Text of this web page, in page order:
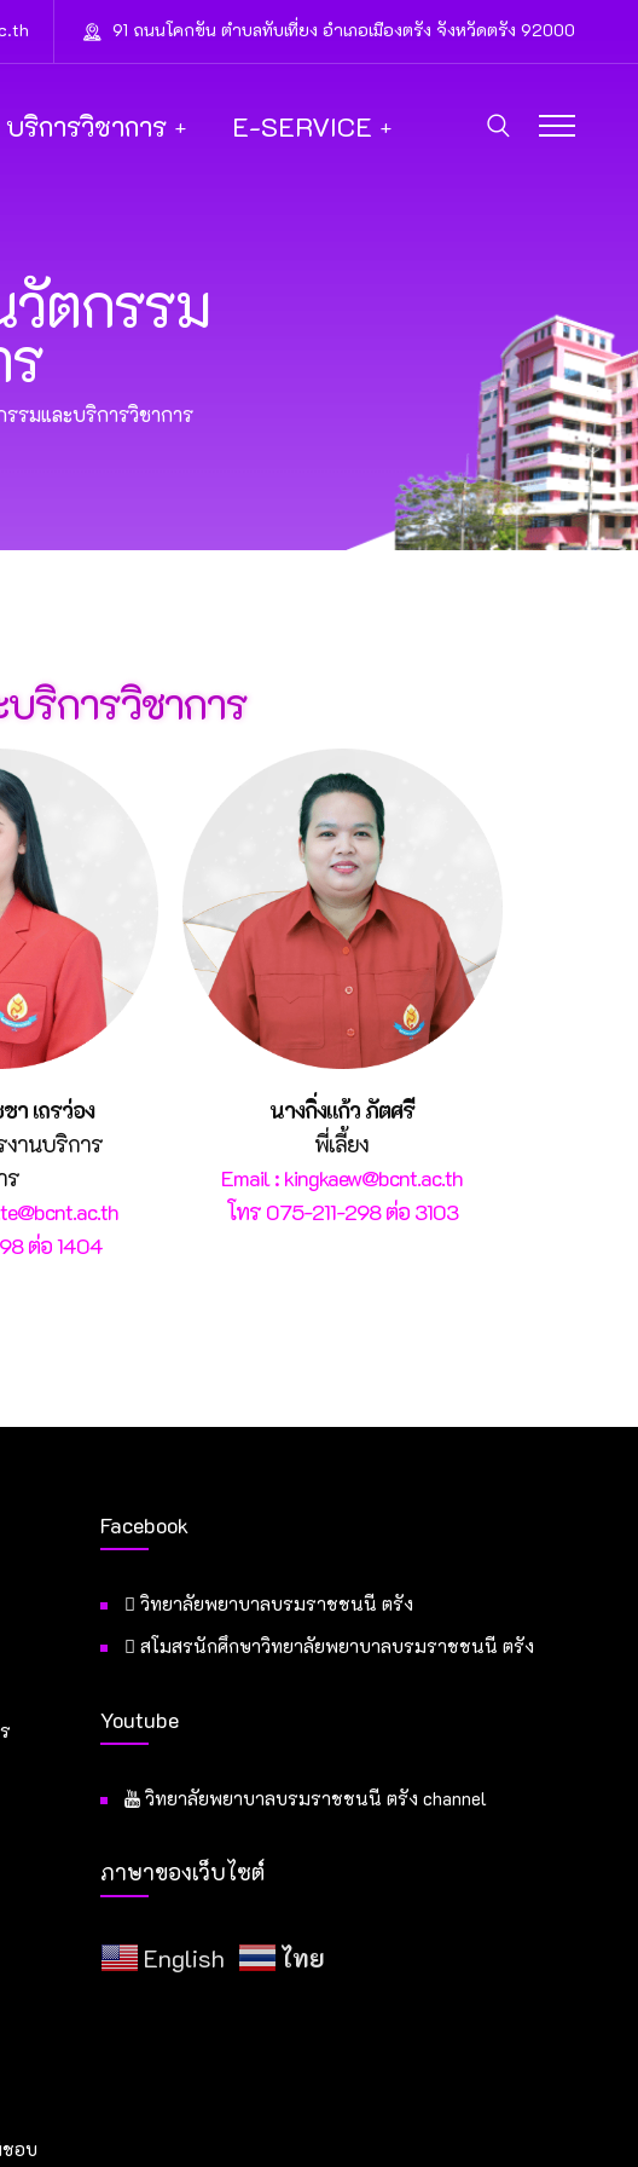
91 ถนนโคกขัน ตำบลทับเที่ยง อำเภอเมืองตรัง จังหวัดตรัง 92000
บริการวิชาการ E-SERVICE
ตกรรม
รมและบริการวิชาการ
ริการวิชาการ
เถรว่อง
งานบริการ
ร
ต่อ 1404
นางกิ่งแก้ว ภัตศรี
พี่เลี้ยง
Email : kingkaew@bcnt.ac.th
โทร 075-211-298 ต่อ 3103
ชอบ
Facebook
วิทยาลัยพยาบาลบรมราชชนนี ตรัง
สโมสรนักศึกษาวิทยาลัยพยาบาลบรมราชชนนี ตรัง
Youtube
วิทยาลัยพยาบาลบรมราชชนนี ตรัง channel
ภาษาของเว็บไซต์
English ไทย